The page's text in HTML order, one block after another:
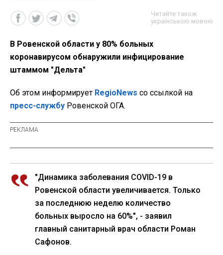
Читайте також
українською мовою
В Ровенской области у 80% больных
коронавирусом обнаружили инфицирование
штаммом "Дельта"
Об этом информирует RegioNews со ссылкой на
пресс-службу Ровенской ОГА.
"Динамика заболевания COVID-19 в
Ровенской области увеличивается. Только
за последнюю неделю количество
больных выросло на 60%", - заявил
главный санитарный врач области Роман
Сафонов.